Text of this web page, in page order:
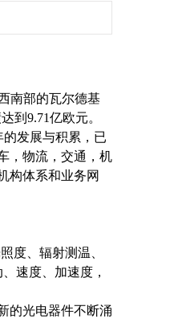
南部的瓦尔德基
到9.71亿欧元。
的发展与积累，已
，物流，交通，机
构体系和业务网
度、辐射测温、
速度、加速度，
的光电器件不断涌